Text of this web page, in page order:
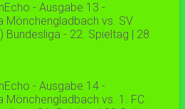
- Ausgabe 13 -
Mönchengladbach vs. SV
Bundesliga - 22. Spieltag | 28
- Ausgabe 14 -
Mönchengladbach vs. 1. FC